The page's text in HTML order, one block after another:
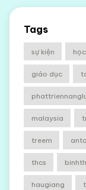
Tags
sự kiện
giáo dục
malaysia
treem
thcs
haugiang